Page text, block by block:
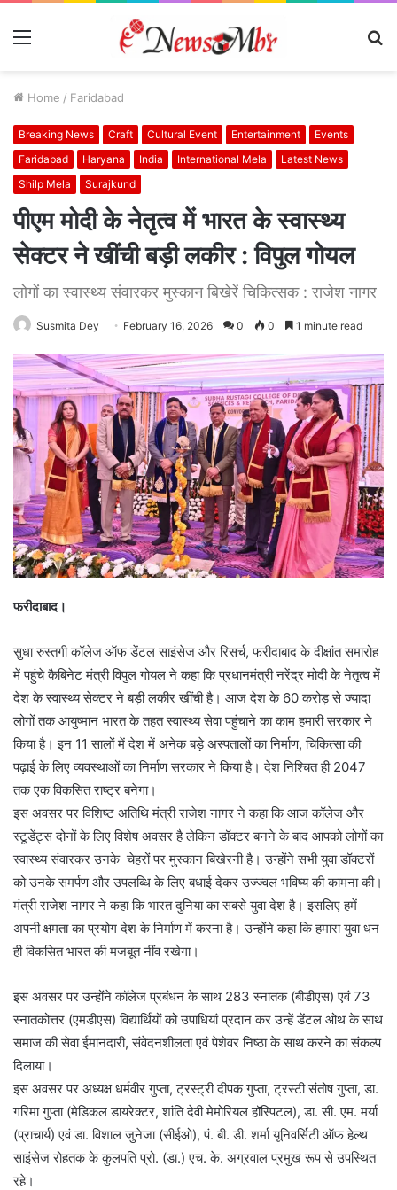
Menu
Home / Faridabad
Breaking News Craft Cultural Event Entertainment
Events
Faridabad
Haryana India International Mela
Latest News
Shilp Mela
Surajkund
पीएम मोदी के नेतृत्व में भारत के स्वास्थ्य
सेक्टर ने खींची बड़ी लकीर : विपुल गोयल
लोगों का स्वास्थ्य संवारकर मुस्कान बिखेरें चिकित्सक : राजेश नागर
Susmita Dey February 16, 2026 0 0 1 minute read
फरीदाबाद।
सुधा रुस्तगी कॉलेज ऑफ डेंटल साइंसेज और रिसर्च, फरीदाबाद के दीक्षांत समारोह
में पहुंचे कैबिनेट मंत्री विपुल गोयल ने कहा कि प्रधानमंत्री नरेंद्र मोदी के नेतृत्व में
देश के स्वास्थ्य सेक्टर ने बड़ी लकीर खींची है। आज देश के 60 करोड़ से ज्यादा
लोगों तक आयुष्मान भारत के तहत स्वास्थ्य सेवा पहुंचाने का काम हमारी सरकार ने
किया है। इन 11 सालों में देश में अनेक बड़े अस्पतालों का निर्माण, चिकित्सा की
पढ़ाई के लिए व्यवस्थाओं का निर्माण सरकार ने किया है। देश निश्चित ही 2047
तक एक विकसित राष्ट्र बनेगा।
इस अवसर पर विशिष्ट अतिथि मंत्री राजेश नागर ने कहा कि आज कॉलेज और
स्टूडेंट्स दोनों के लिए विशेष अवसर है लेकिन डॉक्टर बनने के बाद आपको लोगों का
स्वास्थ्य संवारकर उनके चेहरों पर मुस्कान बिखेरनी है। उन्होंने सभी युवा डॉक्टरों
को उनके समर्पण और उपलब्धि के लिए बधाई देकर उज्ज्वल भविष्य की कामना की।
मंत्री राजेश नागर ने कहा कि भारत दुनिया का सबसे युवा देश है। इसलिए हमें
अपनी क्षमता का प्रयोग देश के निर्माण में करना है। उन्होंने कहा कि हमारा युवा धन
ही विकसित भारत की मजबूत नींव रखेगा।
इस अवसर पर उन्होंने कॉलेज प्रबंधन के साथ 283 स्नातक (बीडीएस) एवं 73
स्नातकोत्तर (एमडीएस) विद्यार्थियों को उपाधियां प्रदान कर उन्हें डेंटल ओथ के साथ
समाज की सेवा ईमानदारी, संवेदनशीलता एवं पेशेवर निष्ठा के साथ करने का संकल्प
दिलाया।
इस अवसर पर अध्यक्ष धर्मवीर गुप्ता, ट्रस्ट्री दीपक गुप्ता, ट्रस्टी संतोष गुप्ता, डा.
गरिमा गुप्ता (मेडिकल डायरेक्टर, शांति देवी मेमोरियल हॉस्पिटल), डा. सी. एम. मर्या
(प्राचार्य) एवं डा. विशाल जुनेजा (सीईओ), पं. बी. डी. शर्मा यूनिवर्सिटी ऑफ हेल्थ
साइंसेज रोहतक के कुलपति प्रो. (डा.) एच. के. अग्रवाल प्रमुख रूप से उपस्थित
रहे।